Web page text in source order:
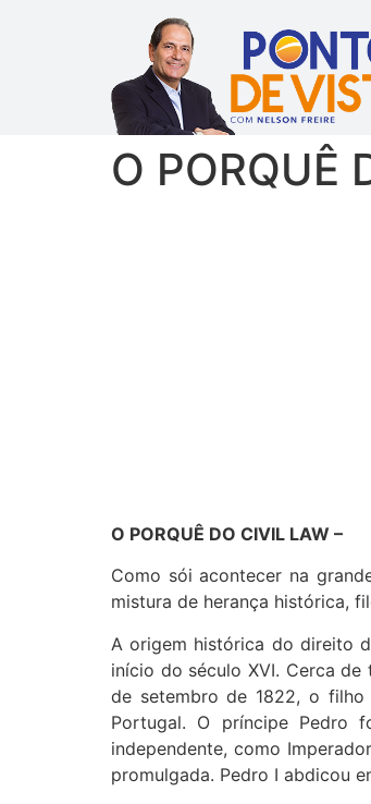
O PORQUÊ
O PORQUÊ DO CIVIL LAW –
Como sói acontecer na
mistura de herança histórica,
A origem histórica do direito
início do século XVI. Cerca
de setembro de 1822, o
Portugal. O príncipe Pedro
independente, como
promulgada. Pedro I abdicou